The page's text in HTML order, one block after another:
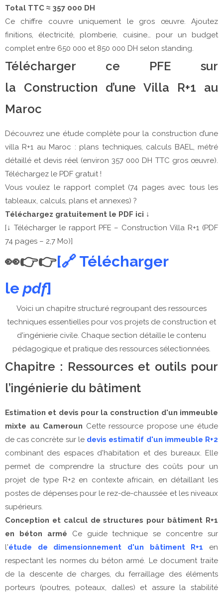
Total TTC ≈ 357 000 DH
Ce chiffre couvre uniquement le gros œuvre. Ajoutez
finitions, électricité, plomberie, cuisine… pour un budget
complet entre 650 000 et 850 000 DH selon standing.
Télécharger ce PFE sur
la Construction d’une Villa R+1 au
Maroc
Découvrez une étude complète pour la construction d’une
villa R+1 au Maroc : plans techniques, calculs BAEL, métré
détaillé et devis réel (environ 357 000 DH TTC gros œuvre).
Téléchargez le PDF gratuit !
Vous voulez le rapport complet (74 pages avec tous les
tableaux, calculs, plans et annexes) ?
Téléchargez gratuitement le PDF ici ↓
[↓ Télécharger le rapport PFE – Construction Villa R+1 (PDF
74 pages – 2,7 Mo)]
👀👉👉[🔗 Télécharger
lepdf]
Voici un chapitre structuré regroupant des ressources
techniques essentielles pour vos projets de construction et
d'ingénierie civile. Chaque section détaille le contenu
pédagogique et pratique des ressources sélectionnées.
Chapitre : Ressources et outils pour
l’ingénierie du bâtiment
Estimation et devis pour la construction d'un immeuble
mixte au Cameroun Cette ressource propose une étude
de cas concrète sur le devis estimatif d'un immeuble R+2
combinant des espaces d'habitation et des bureaux. Elle
permet de comprendre la structure des coûts pour un
projet de type R+2 en contexte africain, en détaillant les
postes de dépenses pour le rez-de-chaussée et les niveaux
supérieurs.
Conception et calcul de structures pour bâtiment R+1
en béton armé Ce guide technique se concentre sur
l'étude de dimensionnement d'un bâtiment R+1 en
respectant les normes du béton armé. Le document traite
de la descente de charges, du ferraillage des éléments
porteurs (poutres, poteaux, dalles) et assure la stabilité